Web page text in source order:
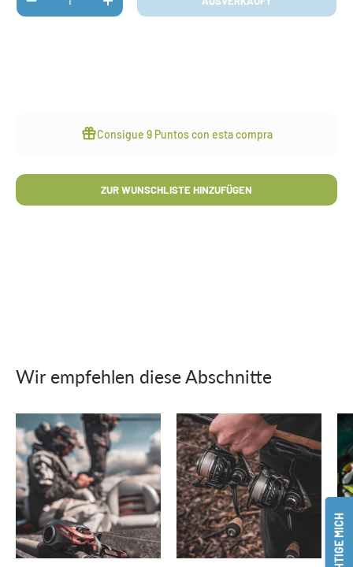
MENGE VERRINGERNMENGE ERHÖHEN
Consigue 9 Puntoscon esta compra
ZUR WUNSCHLISTE HINZUFÜGEN
Wir empfehlen diese Abschnitte